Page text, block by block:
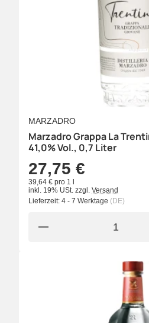
MARZADRO
Marzadro Grappa La
41,0% Vol., 0,7 Liter
27,75 €
39,64 € pro 1 l
inkl. 19% USt. zzgl. Versand
Lieferzeit: 4 - 7 Werktage (DE)